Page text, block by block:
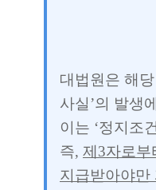
대법원은 해
사실’의 발생
이는 ‘정지조
즉, 제3자로부
지급받아야만